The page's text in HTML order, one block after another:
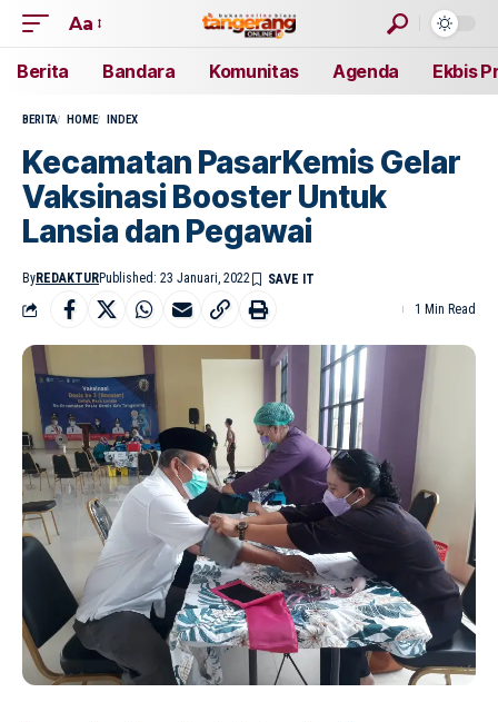
Aa
Berita Bandara Komunitas Agenda Ekbis
BERITA HOME INDEX
Kecamatan PasarKemis Gelar
Vaksinasi Booster Untuk
Lansia dan Pegawai
ByREDAKTURPublished: 23 Januari, 2022
1 Min Read